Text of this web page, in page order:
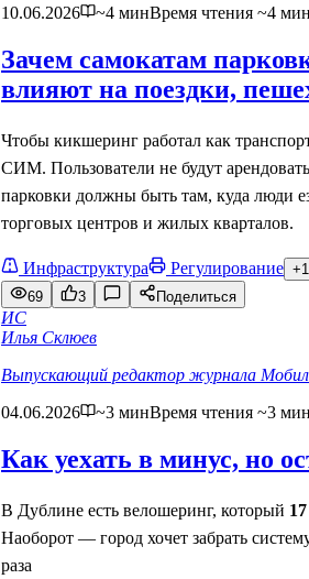
10.06.2026
~4 минВремя чтения ~4 мин
Зачем самокатам
влияют на поездки,
Чтобы кикшеринг работал как
СИМ. Пользователи не будут
парковки должны быть там, куда люди
торговых центров и жилых кварталов.
Инфраструктура Регулирование +1
69
3 Поделиться
ИС
Илья Склюев
Выпускающий редактор журнала
04.06.2026
~3 минВремя чтения ~3 мин
Как уехать в минус, но
В Дублине есть велошеринг, который
Наоборот — город хочет забрать
раза